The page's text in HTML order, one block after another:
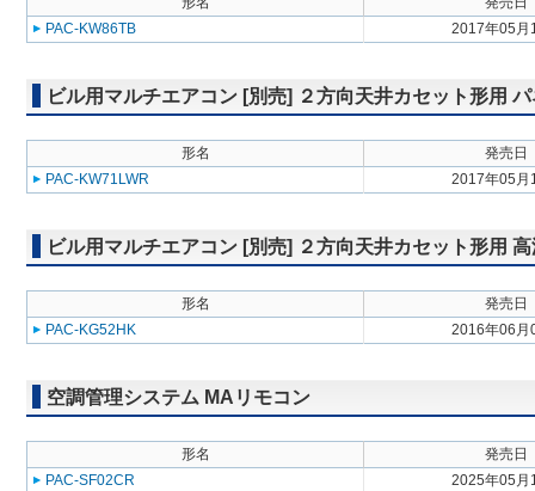
PAC-KW86TB
2017年05月
ビル用マルチエアコン [別売] ２方向天井カセット形用
形名
発売日
PAC-KW71LWR
2017年05月
ビル用マルチエアコン [別売] ２方向天井カセット形用
形名
発売日
PAC-KG52HK
2016年06月
空調管理システム MAリモコン
形名
発売日
PAC-SF02CR
2025年05月